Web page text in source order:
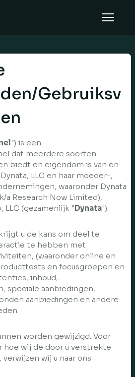
Gebruiksv
") is een
dat meerdere soorten
biedt en eigendom is van en
LLC en haar moeder-,
waaronder Dynata
a Research Now Limited),
LLC (gezamenlijk "Dynata").
u de kans om deel te
te hebben met
(waaronder online en
en focusgroepen en
inhoud,
speciale aanbiedingen,
aanbiedingen en andere
worden gewijzigd. Voor
hoe wij de door u verstrekte
wij u naar ons